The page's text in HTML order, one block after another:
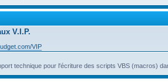
V.I.P.
VIP
technique pour l'écriture des scripts VBS (macros)